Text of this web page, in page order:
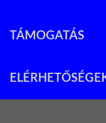
TÁMOGATÁS